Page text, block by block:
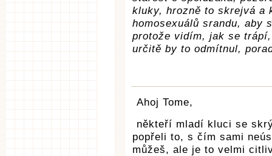
kluky, hrozně to skrejvá a
homosexuálů srandu, aby
protože vidím, jak se
určitě by to odmítnul,
Ahoj Tome,
někteří mladí kluci se
popřeli to, s čím sami
můžeš, ale je to velmi